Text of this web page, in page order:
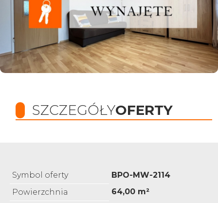
SZCZEGÓŁYOFERTY
Symbol oferty
BPO-MW-2114
Powierzchnia
64,00 m²